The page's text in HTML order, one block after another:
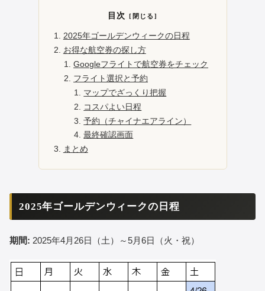
目次
2025年ゴールデンウィークの日程
お得な航空券の探し方
Googleフライトで航空券をチェック
フライト選択と予約
マップでざっくり把握
コスパよい日程
予約（チャイナエアライン）
最終確認画面
まとめ
2025年ゴールデンウィークの日程
期間: 2025年4月26日（土）～5月6日（火・祝）